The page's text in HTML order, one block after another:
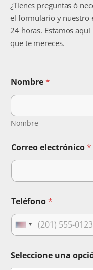
¿Tienes preguntas ó
el formulario y nuestro
24 horas. Estamos
que te mereces.
Nombre*
Nombre
Correo electrónico*
Teléfono*
U
i
t
Seleccione una